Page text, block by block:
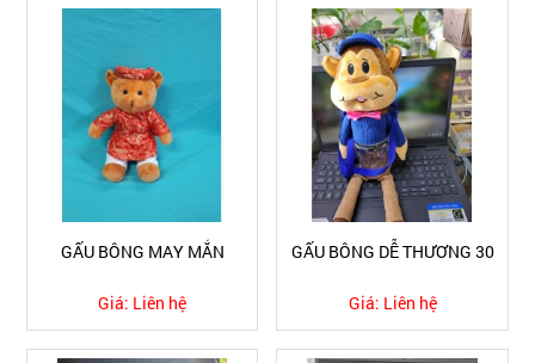
GẤU BÔNG MAY MẮN
Giá: Liên hệ
GẤU BÔNG DỄ THƯƠNG 30
Giá: Liên hệ